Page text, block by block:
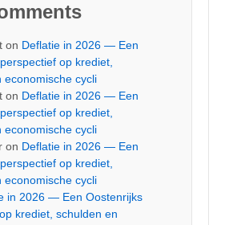
on Deflatie in 2026 — Een
op krediet,
economische cycli
on Deflatie in 2026 — Een
op krediet,
economische cycli
on Deflatie in 2026 — Een
op krediet,
economische cycli
in 2026 — Een Oostenrijks
krediet, schulden en